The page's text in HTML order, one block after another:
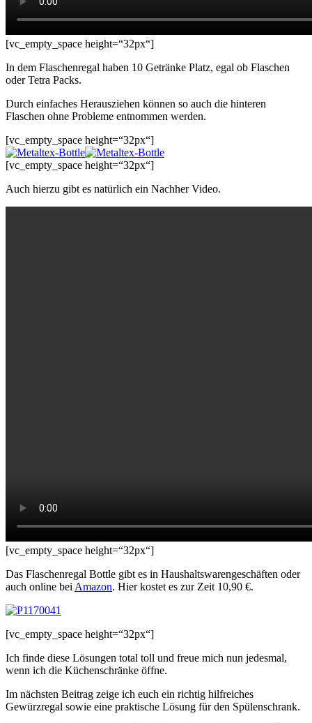
[vc_empty_space height=“32px“]
In dem Flaschenregal haben 10 Getränke Platz, egal ob Flaschen
oder Tetra Packs.
Durch einfaches Herausziehen können so auch die hinteren
Flaschen ohne Probleme entnommen werden.
[vc_empty_space height=“32px“]
[vc_empty_space height=“32px“]
Auch hierzu gibt es natürlich ein Nachher Video.
[vc_empty_space height=“32px“]
Das Flaschenregal Bottle gibt es in Haushaltswarengeschäften oder
auch online bei Amazon. Hier kostet es zur Zeit 10,90 €.
[vc_empty_space height=“32px“]
Ich finde diese Lösungen total toll und freue mich nun jedesmal,
wenn ich die Küchenschränke öffne.
Im nächsten Beitrag zeige ich euch ein richtig hilfreiches
Gewürzregal sowie eine praktische Lösung für den Spülenschrank.